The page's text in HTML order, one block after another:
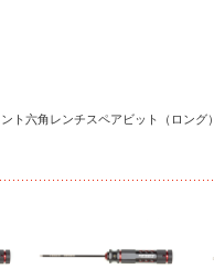
ト六角レンチスペアビット（ロング）